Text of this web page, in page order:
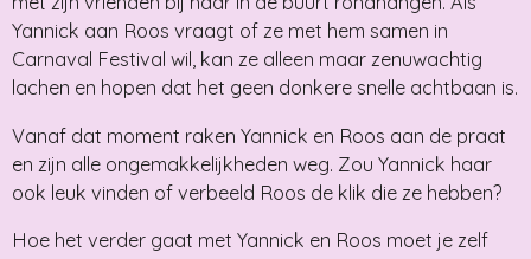
Yannick aan Roos vraagt of ze met hem samen in
Carnaval Festival wil, kan ze alleen maar zenuwachtig
lachen en hopen dat het geen donkere snelle achtbaan is.
Vanaf dat moment raken Yannick en Roos aan de praat
en zijn alle ongemakkelijkheden weg. Zou Yannick haar
ook leuk vinden of verbeeld Roos de klik die ze hebben?
Hoe het verder gaat met Yannick en Roos moet je zelf